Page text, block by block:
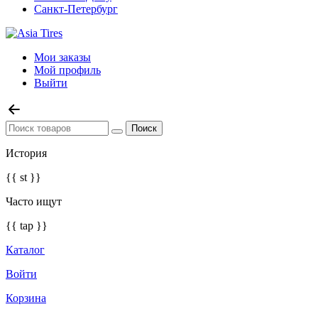
Санкт-Петербург
Мои заказы
Мой профиль
Выйти
История
{{ st }}
Часто ищут
{{ tap }}
Каталог
Войти
Корзина